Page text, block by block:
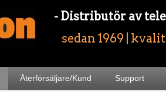
- Distributör av
sedan 1969 |
Återförsäljare/Kund Support